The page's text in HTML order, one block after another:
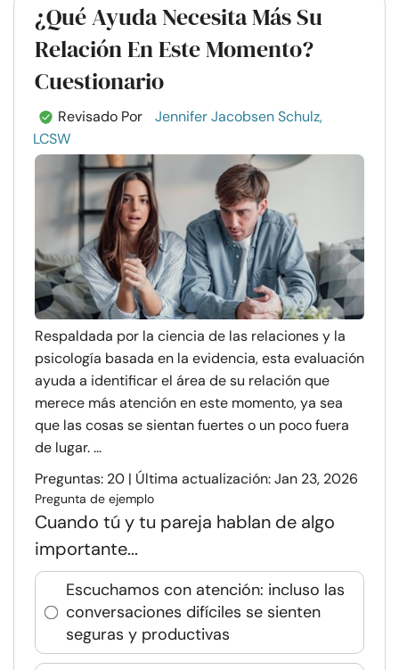
¿Qué Ayuda Necesita Más Su
Relación En Este Momento?
Cuestionario
Revisado Por
Jennifer Jacobsen Schulz,
LCSW
Respaldada por la ciencia de las relaciones y la
psicología basada en la evidencia, esta evaluación
ayuda a identificar el área de su relación que
merece más atención en este momento, ya sea
que las cosas se sientan fuertes o un poco fuera
de lugar. ...
Preguntas: 20 | Última actualización: Jan 23, 2026
Pregunta de ejemplo
Cuando tú y tu pareja hablan de algo
importante...
Escuchamos con atención: incluso las
conversaciones difíciles se sienten
seguras y productivas